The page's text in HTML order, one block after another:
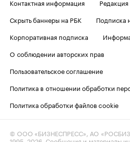
Контактная информация
Редакция
Скрыть баннеры на РБК
Подписка
Корпоративная подписка
О соблюдении авторских прав
Пользовательское соглашение
Политика в отношении обработки
Политика обработки файлов cookie
© ООО «БИЗНЕСПРЕСС», АО